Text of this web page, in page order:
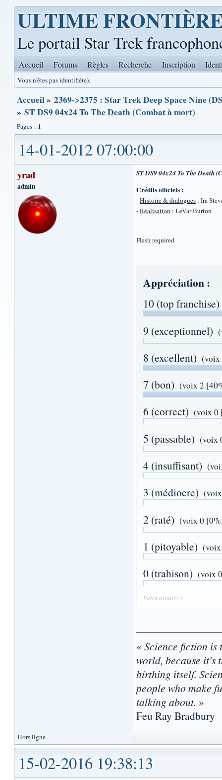
ULTIME
Le portail Star Trek
Accueil Forums Règles Recherche Inscription
Vous n'êtes pas identifié(e).
Accueil» 2369->2375 : Star Trek Deep Space Nine
» ST DS9 04x24 To The Death (Combat à mort)
Pages : 1
14-01-2012 07:00:00
yrad
admin
ST DS9 04x24 To The Death
Crédits officiels :
-Histoire & dialogues : Ira
-Réalisation : LeVar Burton
Flash required
Appréciation :
10 (top franchise)
9 (exceptionnel)
8 (excellent) (voix
7 (bon) (voix 2
6 (correct) (voix 0
5 (passable) (voix
4 (insuffisant)
3 (médiocre)
2 (raté) (voix 0
1 (pitoyable)
0 (trahison) (voix
Votes totaux: 5
« Science fiction is
world, because it's
birthing itself.
people who make
talking about. »
Feu Ray Bradbury
Hors ligne
15-02-2016 19:38:13